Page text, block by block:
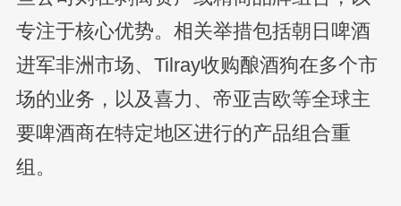
专注于核心优势。相关举措包括朝日啤酒
进军非洲市场、Tilray收购酿酒狗在多个市
场的业务，以及喜力、帝亚吉欧等全球主
要啤酒商在特定地区进行的产品组合重
组。